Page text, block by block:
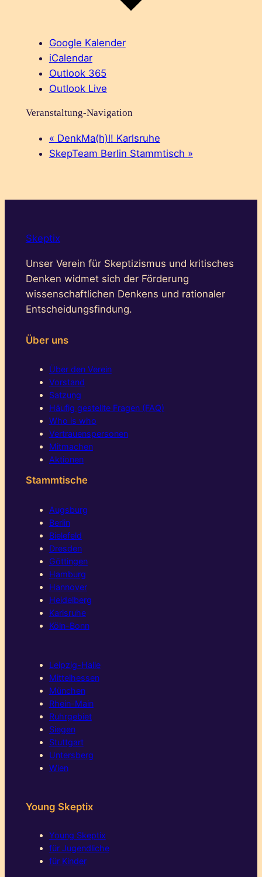
Google Kalender
iCalendar
Outlook 365
Outlook Live
Veranstaltung-Navigation
« DenkMa(h)l! Karlsruhe
SkepTeam Berlin Stammtisch »
Skeptix
Unser Verein für Skeptizismus und kritisches
Denken widmet sich der Förderung
wissenschaftlichen Denkens und rationaler
Entscheidungsfindung.
Über uns
Über den Verein
Vorstand
Satzung
Häufig gestellte Fragen (FAQ)
Who is who
Vertrauenspersonen
Mitmachen
Aktionen
Stammtische
Augsburg
Berlin
Bielefeld
Dresden
Göttingen
Hamburg
Hannover
Heidelberg
Karlsruhe
Köln-Bonn
Leipzig-Halle
Mittelhessen
München
Rhein-Main
Ruhrgebiet
Siegen
Stuttgart
Untersberg
Wien
Young Skeptix
Young Skeptix
für Jugendliche
für Kinder